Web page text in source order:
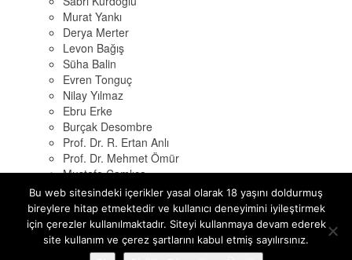
Murat Yankı
Derya Merter
Levon Bağış
Süha Balin
Evren Tonguç
Nilay Yılmaz
Ebru Erke
Burçak Desombre
Prof. Dr. R. Ertan Anlı
Prof. Dr. Mehmet Ömür
Mustafa Çamlıca
Cem Soruşbay
Osman Tokat
Alessio Di Gino
Ayhan Güleyen
Bu web sitesindeki içerikler yasal olarak 18 yaşını doldurmuş
bireylere hitap etmektedir ve kullanıcı deneyimini iyileştirmek
için çerezler kullanılmaktadır. Siteyi kullanmaya devam ederek
site kullanım ve çerez şartlarını kabul etmiş sayılırsınız.